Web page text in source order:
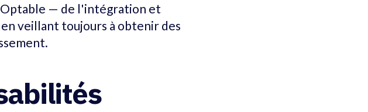
Optable — de l'intégration et
veillant toujours à obtenir des